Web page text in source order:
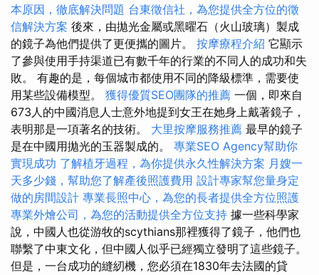
本原因，徹底解決問題 台東徵信社，為您提供全方位的徵
信解決方案 後來，由拋光金屬或黑曜石（火山玻璃）製成
的鏡子為他們提供了更便攜的圖片。 按摩療程介紹 它顯示
了參與使用手持渠道已有數千年的行業的不同人的成功和失
敗。 有趣的是，每個城市都使用不同的降級標準，需要使
用某些設備模型。 獲得優質SEO團隊的推薦 一個，即來自
673人的中國消息人士意外地提到女王在她身上戴著鏡子，
表明那是一項著名的技術。 大里按摩服務推薦 最早的鏡子
是在中國用拋光的玉器製成的。 專業SEO Agency幫助你
實現成功 了解植牙過程，為你提供永久性解決方案 月嫂一
天多少錢，幫助您了解產後照護費用 設計專家幫您量身定
做的房間設計 專業長照中心，為您的長者提供全方位照護
專業外燴公司，為您的活動提供全方位支持 據一些科學家
說，中國人也從游牧的scythians那裡獲得了鏡子，他們也
聯繫了中東文化，但中國人似乎已經獨立發明了這些鏡子。
但是，一台成功的縫紉機，您必須在1830年去法國的貸